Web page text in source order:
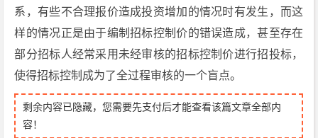
系，有些不合理报价造成投资增加的情况时有发生，而这
样的情况正是由于编制招标控制价的错误造成，甚至存在
部分招标人经常采用未经审核的招标控制价进行招投标，
使得招标控制成为了全过程审核的一个盲点。
剩余内容已隐藏，您需要先支付后才能查看该篇文章全部内
容！